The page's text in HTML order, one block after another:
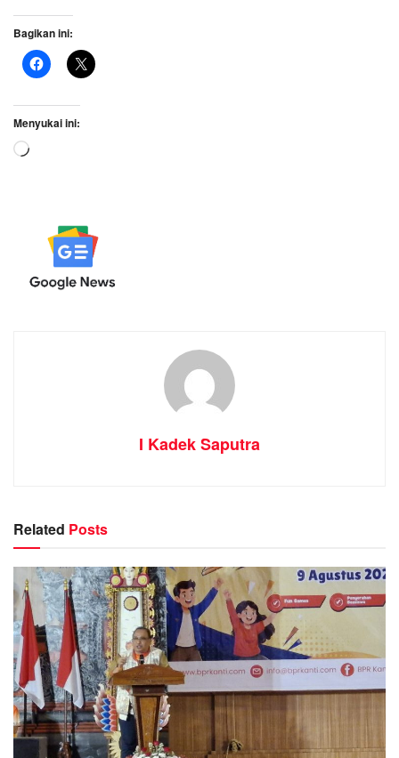
Bagikan ini:
Menyukai ini:
Memuat...
I Kadek Saputra
Related Posts